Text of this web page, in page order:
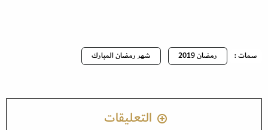
سمات : رمضان 2019 شهر رمضان المبارك
التعليقات